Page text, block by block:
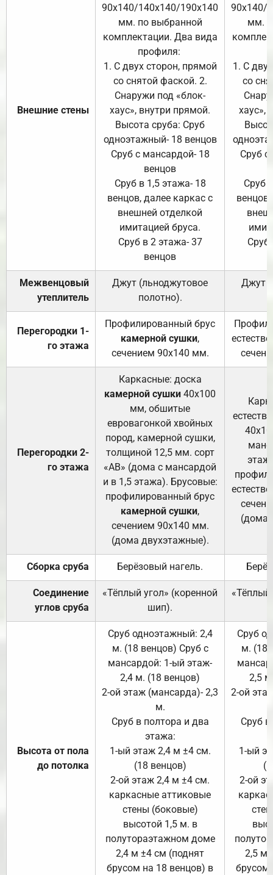
Внешние стены
90х140/140х140/190х140
мм. по выбранной
комплектации. Два вида
профиля:
1. С двух сторон, прямой
со снятой фаской. 2.
Снаружи под «блок-
хаус», внутри прямой.
Высота сруба: Сруб
одноэтажный- 18 венцов
Сруб с мансардой- 18
венцов
Сруб в 1,5 этажа- 18
венцов, далее каркас с
внешней отделкой
имитацией бруса.
Сруб в 2 этажа- 37
венцов
90х140/
мм.
1. С
со
хаус»,
Сруб с
Сруб
Сруб
Межвенцовый
утеплитель
Джут (льноджутовое
полотно).
Джут
Перегородки 1-
го этажа
Профилированный брус
камерной сушки,
сечением 90х140 мм.
Перегородки 2-
го этажа
Каркасные: доска
камерной сушки 40х100
мм, обшитые
евровагонкой хвойных
пород, камерной сушки,
толщиной 12,5 мм. сорт
«АВ» (дома с мансардой
и в 1,5 этажа). Брусовые:
профилированный брус
камерной сушки,
сечением 90х140 мм.
(дома двухэтажные).
(дома
Сборка сруба Берёзовый нагель.
Соединение
углов сруба
«Тёплый угол» (коренной
шип).
«Тёплый
Высота от пола
до потолка
Сруб одноэтажный: 2,4
м. (18 венцов) Сруб с
мансардой: 1-ый этаж-
2,4 м. (18 венцов)
2-ой этаж (мансарда)- 2,3
м.
Сруб в полтора и два
этажа:
1-ый этаж 2,4 м ±4 см.
(18 венцов)
2-ой этаж 2,4 м ±4 см.
каркасные аттиковые
стены (боковые)
высотой 1,5 м. в
полутораэтажном доме
2,4 м ±4 см (поднят
брусом на 18 венцов) в
Сруб
м. (18
2,5
2-ой
Сруб
1-ый
2-ой
2,5 м
брусом